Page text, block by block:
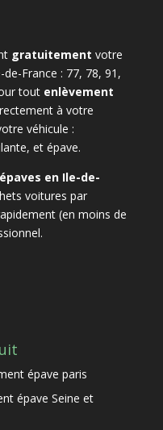
gratuitement votre
France : 77, 78, 91,
tout enlèvement
à votre
véhicule :
et épave.
épaves en Ile-de-
voitures par
(en moins de
épave paris
épave Seine et